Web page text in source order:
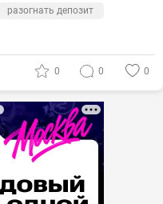
разогнать депозит
0 0 0